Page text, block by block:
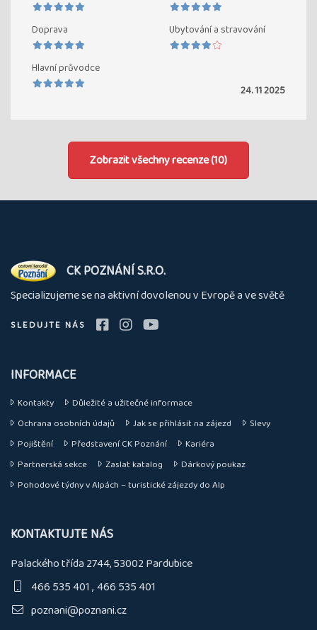
Doprava Ubytování a stravování
Hlavní průvodce
24. 11 2025
Zobrazit všechny recenze (10)
O
nás
CK POZNÁNÍ S.R.O.
Specializujeme se na aktivní dovolenou v Evropě a ve světě
SLEDUJTE NÁS
INFORMACE
Kontakty
Důležité a užitečné informace
Ochrana osobních údajů
Jak se přihlásit na zájezd
Slevy
Pojištění
Představení CK Poznání
Kariéra
Partnerská sekce
Zaslat katalog
Dárkový poukaz
Pohodové týdny v Alpách – turistické zájezdy do Alp
KONTAKTUJTE NÁS
Palackého třída 2744, 53002 Pardubice
466 535 401 466 535 401
poznani@poznani.cz